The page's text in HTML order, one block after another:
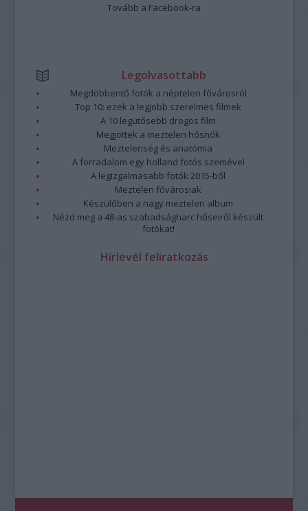
Tovább a Facebook-ra
Legolvasottabb
Megdöbbentő fotók a néptelen fővárosról
Top 10: ezek a legjobb szerelmes filmek
A 10 legütősebb drogos film
Megjöttek a meztelen hősnők
Meztelenség és anatómia
A forradalom egy holland fotós szemével
A legizgalmasabb fotók 2015-ből
Meztelen fővárosiak
Készülőben a nagy meztelen album
Nézd meg a 48-as szabadságharc hőseiről készült
fotókat!
Hírlevél feliratkozás